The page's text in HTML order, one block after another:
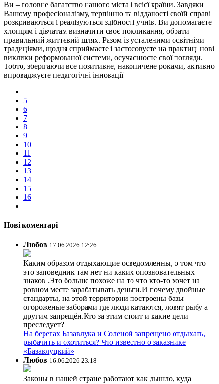
Ви – головне багатство нашого міста і всієї країни. Завдяки
Вашому професіоналізму, терпінню та відданості своїй справі
розкриваються і реалізуються здібності учнів. Ви допомагаєте
хлопцям і дівчатам визначити своє покликання, обрати
правильний життєвий шлях. Разом із усталеними освітніми
традиціями, щодня сприймаєте і застосовуєте на практиці нові
виклики реформованої системи, осучаснюєте свої погляди.
Тобто, зберігаючи все позитивне, накопичене роками, активно
впроваджуєте педагогічні інновації
5
6
7
8
9
10
11
12
13
14
15
16
Нові коментарі
Любов 17.06.2026 12:26
Каким образом отдыхающие осведомленны, о том что
это заповедник там нет ни каких опозновательных
знаков .Это больше похоже на то что кто-то хочет на
ровном месте зарабатывать деньги.И почему двойные
стандарты, на этой территории построены базы
огороженые заборами где люди катаются, ловят рыбу а
другим запрещён.Кто за этим стоит и какие цели
преследует?
На берегах Базавлука и Соленой запрещено отдыхать,
рыбачить и охотиться? Что известно о заказнике
«Базавлуцкий»
Любов 16.06.2026 23:18
Законы в нашей стране работают как дышло, куда